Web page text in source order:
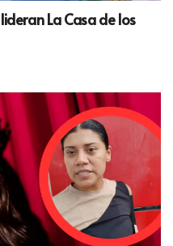
La Casa de los